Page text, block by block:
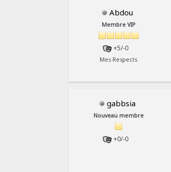
Abdou
Membre VIP
+5/-0
Mes Respects
gabbsia
Nouveau membre
+0/-0